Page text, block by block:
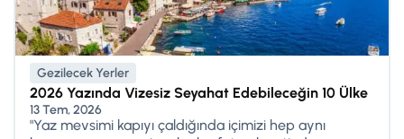
Gezilecek Yerler
2026 Yazında Vizesiz Seyahat Edebileceğin 10 Ülke
13 Tem, 2026
"Yaz mevsimi kapıyı çaldığında içimizi hep aynı